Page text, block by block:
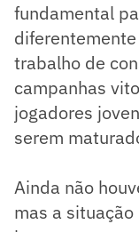
fundamental
trabalho de
campanhas
jogadores
serem
Ainda não
mas a